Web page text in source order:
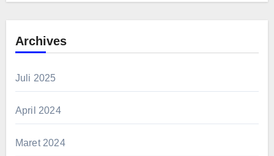
Archives
Juli 2025
April 2024
Maret 2024